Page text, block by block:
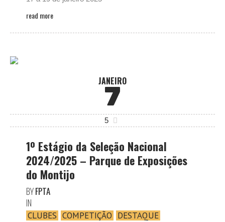
read more
JANEIRO
7
5
1º Estágio da Seleção Nacional
2024/2025 – Parque de Exposições
do Montijo
BYFPTA
IN
CLUBES COMPETIÇÃO DESTAQUE